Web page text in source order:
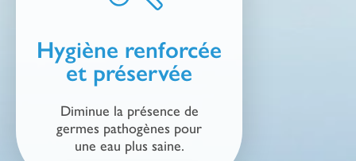
Hygiène renforcée
et préservée
Diminue la présence de
germes pathogènes pour
une eau plus saine.